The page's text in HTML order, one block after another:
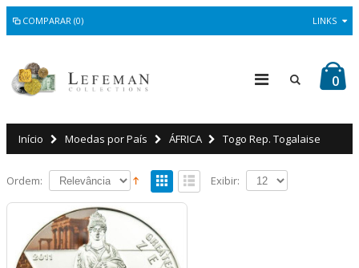
COMPARAR (0) LINKS
0
Início Moedas por País ÁFRICA Togo Rep. Togalaise
Ordem: Exibir: